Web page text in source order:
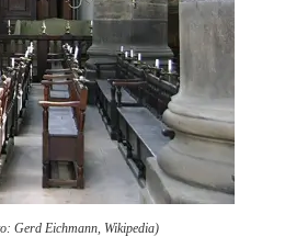
Gerd Eichmann, Wikipedia)